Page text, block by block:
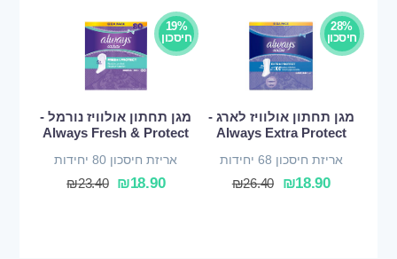
28%
חיסכון
מגן תחתון אולוויז לארג -
Always Extra Protect
אריזת חיסכון 68 יחידות
₪18.90
₪26.40
19%
חיסכון
מגן תחתון אולוויז נורמל -
Always Fresh & Protect
אריזת חיסכון 80 יחידות
₪18.90
₪23.40